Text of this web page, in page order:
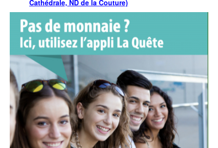
Cathédrale, ND de la Couture)